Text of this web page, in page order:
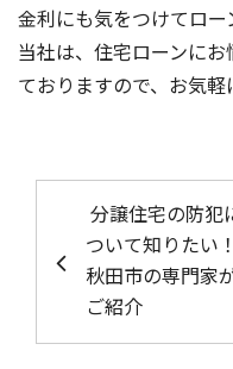
金利にも気をつけてロー
当社は、住宅ローンに
ておりますので、お気軽
投稿ナビ
分譲住宅の防犯
ついて知りたい！
秋田市の専門家
ご紹介